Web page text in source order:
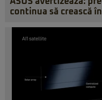
continua să crească